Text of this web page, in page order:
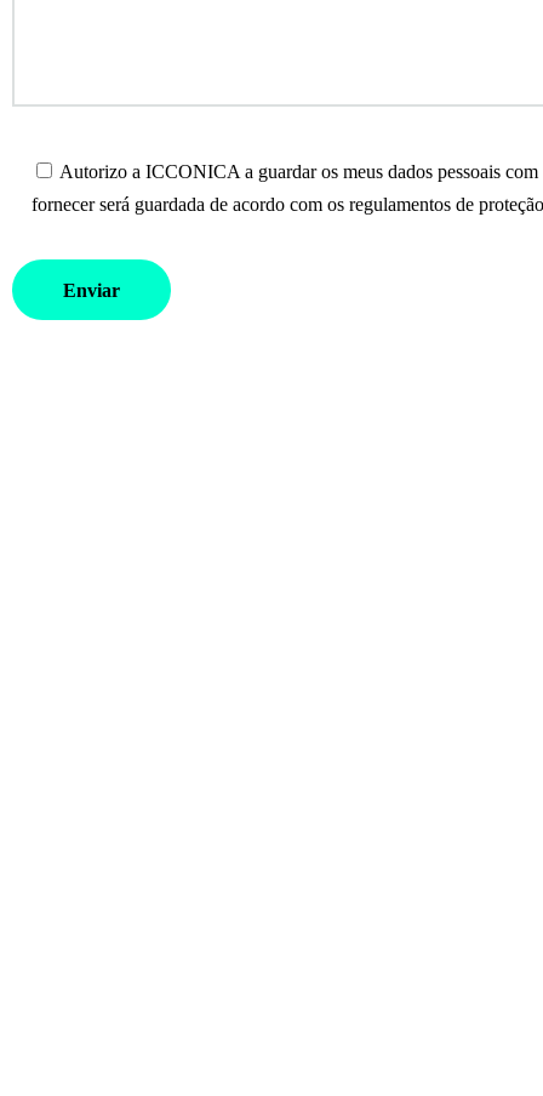
Autorizo a ICCONICA a guardar os meus dados pessoais
fornecer será guardada de acordo com os regulamentos de